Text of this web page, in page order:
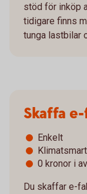
stöd för inköp
tidigare finns
tunga lastbilar
Skaffa
Enkelt
Klimatsmart
0 kronor i
Du skaffar e-